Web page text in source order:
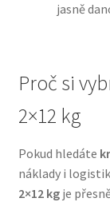
N&D
Pelíšky pro psy
jasně
Proč si
2×12 kg
Pokud hledáte
náklady i
2×12 kgje